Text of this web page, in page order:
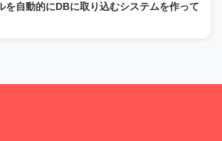
を自動的にDBに取り込むシステムを作って